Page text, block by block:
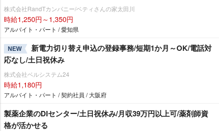
株式会社RandTカンパニー/ベティさんの家太田川
時給1,250円～1,350円
アルバイト・パート / 愛知県
NEW
新電力切り替え申込の登録事務/短期1か月～OK/電話対
応なし/土日祝休み
株式会社ベルシステム24
時給1,180円
アルバイト・パート / 契約社員 / 大阪府
製薬企業のDIセンター/土日祝休み/月収39万円以上可/薬剤師資
格が活かせる